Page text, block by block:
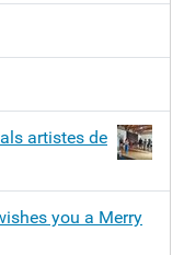
artistes de
you a Merry